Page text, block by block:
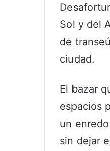
Sol y del
de
ciudad.
El bazar
espacios
un
sin dejar